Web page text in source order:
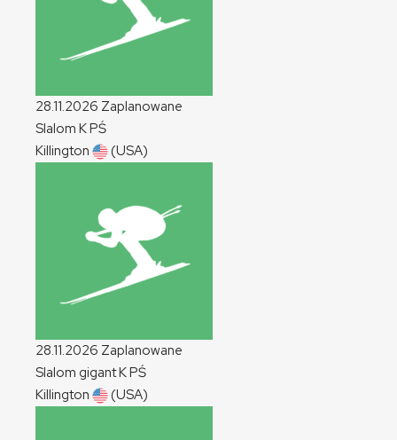
28.11.2026 Zaplanowane
Slalom KPŚ
Killington
(USA)
28.11.2026 Zaplanowane
Slalom gigantKPŚ
Killington
(USA)